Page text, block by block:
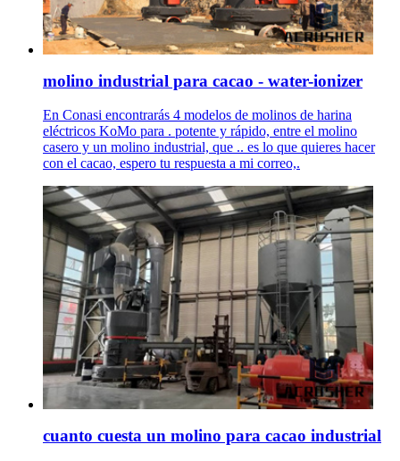
molino industrial para cacao - water-ionizer
En Conasi encontrarás 4 modelos de molinos de harina
eléctricos KoMo para . potente y rápido, entre el molino
casero y un molino industrial, que .. es lo que quieres hacer
con el cacao, espero tu respuesta a mi correo,.
cuanto cuesta un molino para cacao industrial